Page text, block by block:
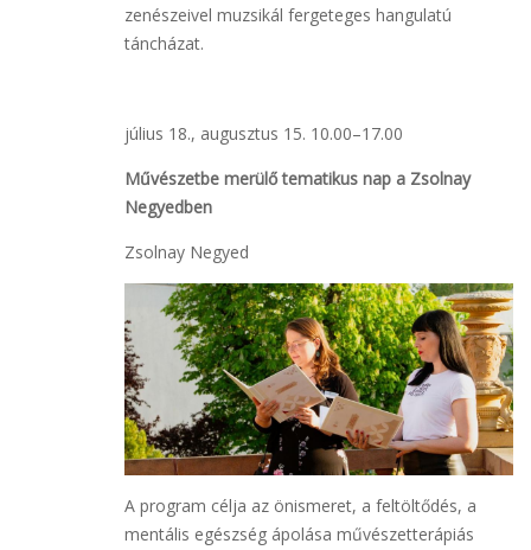
zenészeivel muzsikál fergeteges hangulatú
táncházat.
július 18., augusztus 15. 10.00–17.00
Művészetbe merülő tematikus nap a Zsolnay
Negyedben
Zsolnay Negyed
A program célja az önismeret, a feltöltődés, a
mentális egészség ápolása művészetterápiás